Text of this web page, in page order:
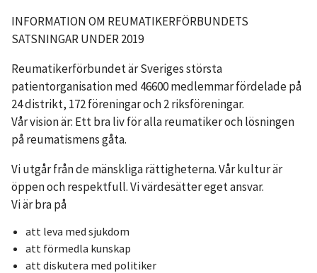
INFORMATION OM REUMATIKERFÖRBUNDETS
SATSNINGAR UNDER 2019
Reumatikerförbundet är Sveriges största
patientorganisation med 46600 medlemmar fördelade på
24 distrikt, 172 föreningar och 2 riksföreningar.
Vår vision är: Ett bra liv för alla reumatiker och lösningen
på reumatismens gåta.
Vi utgår från de mänskliga rättigheterna. Vår kultur är
öppen och respektfull. Vi värdesätter eget ansvar.
Vi är bra på
att leva med sjukdom
att förmedla kunskap
att diskutera med politiker